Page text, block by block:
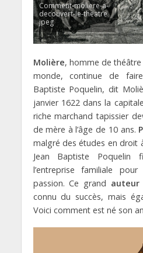
Comment-moliere-a-
decouvert-le-theatre
jpeg
Molière, homme de
monde, continue de
Baptiste Poquelin, dit
janvier 1622 dans la
riche marchand tapissier
de mère à l’âge de 10 ans.
malgré des études en droit à
Jean Baptiste Poquelin
l’entreprise familiale
passion. Ce grand auteur
connu du succès, mais
Voici comment est né son